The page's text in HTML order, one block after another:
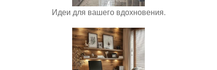
Идеи для вашего вдохновения.